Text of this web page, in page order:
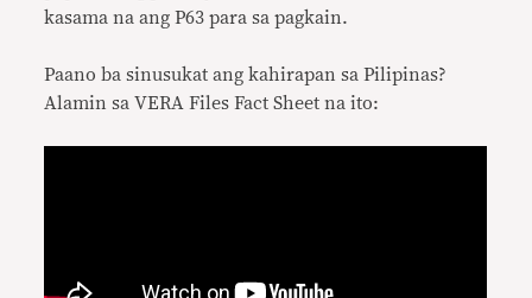
kasama na ang P63 para sa pagkain.
Paano ba sinusukat ang kahirapan sa Pilipinas?
Alamin sa VERA Files Fact Sheet na ito: